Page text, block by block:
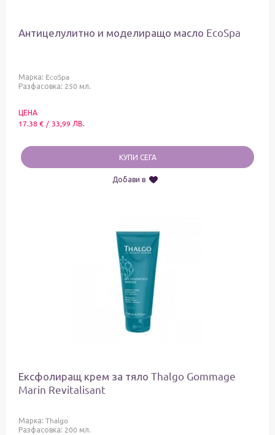
Антицелулитно и моделиращо масло EcoSpa
Марка: EcoSpa
Разфасовка: 250 мл.
ЦЕНА
17.38 € / 33,99 ЛВ.
КУПИ СЕГА
Добави в
Ексфолиращ крем за тяло Thalgo Gommage
Marin Revitalisant
Марка: Thalgo
Разфасовка: 200 мл.